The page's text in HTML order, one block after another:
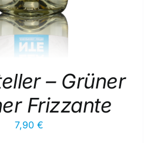
– Grüner
Frizzante
7,90€